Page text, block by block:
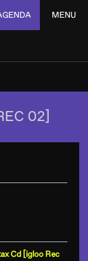
MENU
02]
Cd [igloo Rec